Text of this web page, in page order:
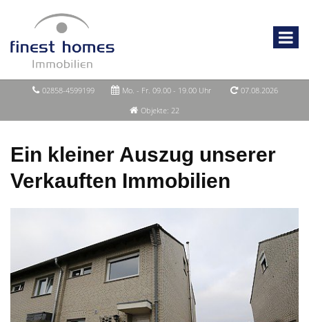
02858-4599199 Mo. - Fr. 09.00 - 19.00 Uhr
07.08.2026
Objekte: 22
Ein kleiner Auszug unserer
Verkauften Immobilien